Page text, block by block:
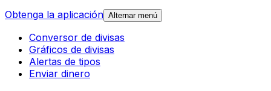
Obtenga la aplicación Alternar menú
Conversor de divisas
Gráficos de divisas
Alertas de tipos
Enviar dinero